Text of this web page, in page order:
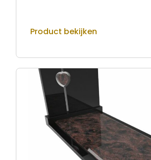
Product bekijken